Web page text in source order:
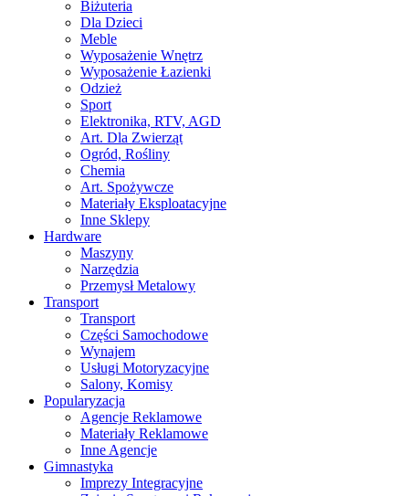
Biżuteria
Dla Dzieci
Meble
Wyposażenie Wnętrz
Wyposażenie Łazienki
Odzież
Sport
Elektronika, RTV, AGD
Art. Dla Zwierząt
Ogród, Rośliny
Chemia
Art. Spożywcze
Materiały Eksploatacyjne
Inne Sklepy
Hardware
Maszyny
Narzędzia
Przemysł Metalowy
Transport
Transport
Części Samochodowe
Wynajem
Usługi Motoryzacyjne
Salony, Komisy
Popularyzacja
Agencje Reklamowe
Materiały Reklamowe
Inne Agencje
Gimnastyka
Imprezy Integracyjne